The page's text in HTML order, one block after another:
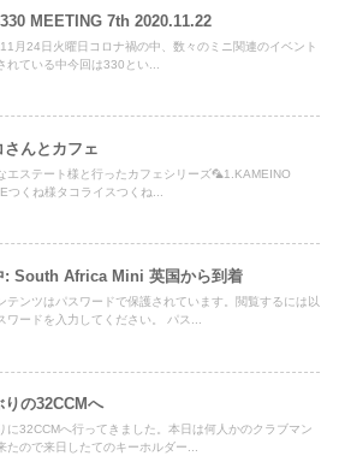
MEETING 7th 2020.11.22
月24日火曜日コロナ禍の中、数々のミニ関連のイベント
れている中今回は330とい...
さんとカフェ
エステート様と行ったカフェシリーズ🦜1.KAMEINO
つくね様タコライスつくね...
: South Africa Mini 英国から到着
テンツはパスワードで保護されています。閲覧するには以
ワードを入力してください。 パス...
りの32CCMへ
に32CCMへ行ってきました。本日は何人かのクラブマン
たので来日したてのキーホルダー...